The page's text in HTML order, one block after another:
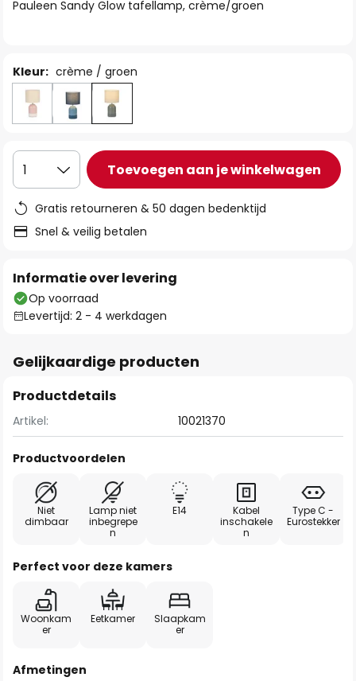
Pauleen Sandy Glow tafellamp, crème/groen
Kleur: crème / groen
1 Toevoegen aan je winkelwagen
Gratis retourneren & 50 dagen bedenktijd
Snel & veilig betalen
Informatie over levering
Op voorraad
Levertijd: 2 - 4 werkdagen
Gelijkaardige producten
Productdetails
Artikel: 10021370
Productvoordelen
Niet
dimbaar
Lamp niet
inbegrepe
n
E14
Kabel
inschakele
n
Type C -
Eurostekker
Perfect voor deze kamers
Woonkam
er
Eetkamer
Slaapkam
er
Afmetingen